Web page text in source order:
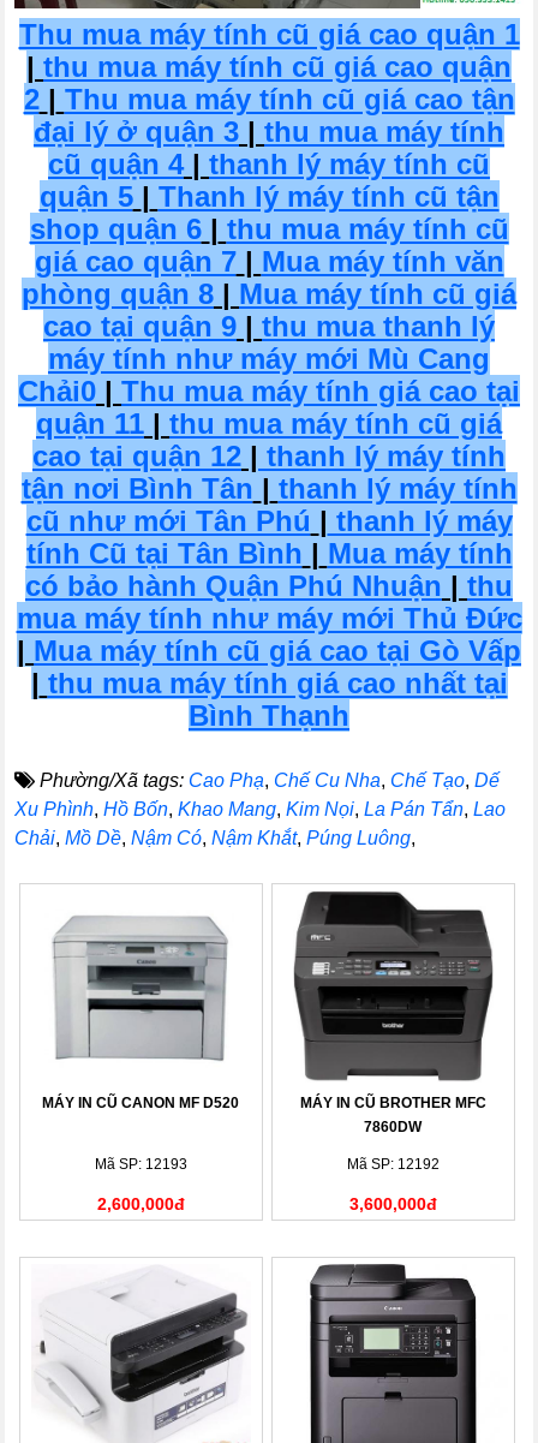
Thu mua máy tính cũ giá cao quận 1
| thu mua máy tính cũ giá cao quận
2 | Thu mua máy tính cũ giá cao tận
đại lý ở quận 3 | thu mua máy tính
cũ quận 4 | thanh lý máy tính cũ
quận 5 | Thanh lý máy tính cũ tận
shop quận 6 | thu mua máy tính cũ
giá cao quận 7 | Mua máy tính văn
phòng quận 8 | Mua máy tính cũ giá
cao tại quận 9 | thu mua thanh lý
máy tính như máy mới Mù Cang
Chải0 | Thu mua máy tính giá cao tại
quận 11 | thu mua máy tính cũ giá
cao tại quận 12 | thanh lý máy tính
tận nơi Bình Tân | thanh lý máy tính
cũ như mới Tân Phú | thanh lý máy
tính Cũ tại Tân Bình | Mua máy tính
có bảo hành Quận Phú Nhuận | thu
mua máy tính như máy mới Thủ Đức
| Mua máy tính cũ giá cao tại Gò Vấp
| thu mua máy tính giá cao nhất tại
Bình Thạnh
Phường/Xã tags: Cao Phạ, Chế Cu Nha, Chế Tạo,Dế
Xu Phình,Hồ Bốn,Khao Mang,Kim Nọi,La Pán Tẩn,Lao
Chải,Mồ Dề,Nậm Có,Nậm Khắt,Púng Luông,
MÁY IN CŨ CANON MF D520
Mã SP: 12193
2,600,000đ
MÁY IN CŨ BROTHER MFC
7860DW
Mã SP: 12192
3,600,000đ